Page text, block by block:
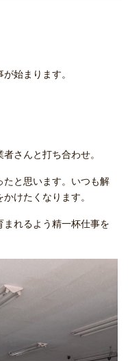
始まります。
さんと打ち合わせ。
たと思います。いつも解
けたくなります。
れるよう精一杯仕事を